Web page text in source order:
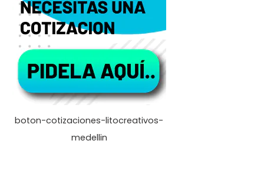
boton-cotizaciones-litocreativos-
medellin